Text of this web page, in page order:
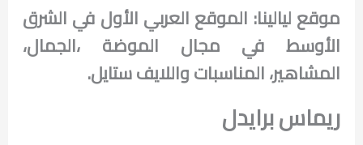
موقع ليالينا: الموقع العربي الأول في الشرق
الأوسط في مجال الموضة ،الجمال،
المشاهير، المناسبات واللايف ستايل.
ريماس برايدل